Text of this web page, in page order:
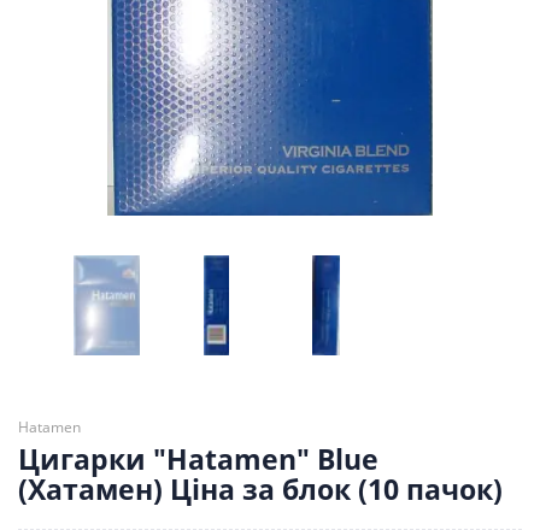
Hatamen
Цигарки "Hatamen" Blue
(Хатамен) Ціна за блок (10 пачок)